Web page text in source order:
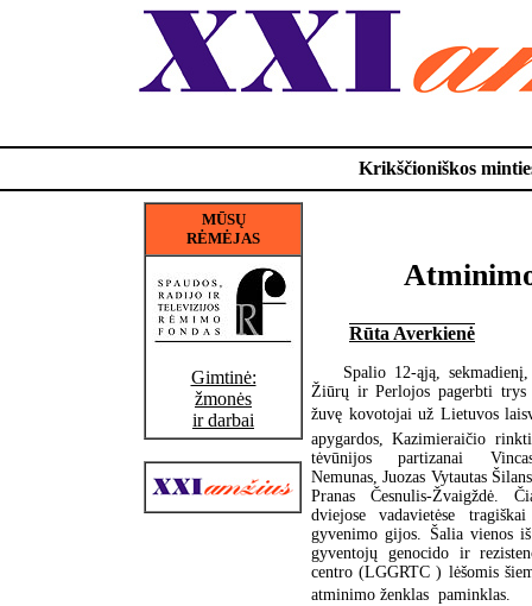
Krikščioniškos
MŪSŲ
RĖMĖJAS
Gimtinė:
žmonės
ir darbai
Rūta Averkienė
Spalio 12-ąją,
Žiūrų ir Perlojos pagerbti trys
žuvę kovotojai už Lietuvos
apygardos, Kazimieraičio
tėvūnijos partizanai
Nemunas, Juozas Vytautas
Pranas Česnulis-Žvaigždė.
dviejose vadavietėse
gyvenimo gijos. Šalia vienos
gyventojų genocido ir
centro (LGGRTC ) lėšomis
atminimo ženklas  paminklas.